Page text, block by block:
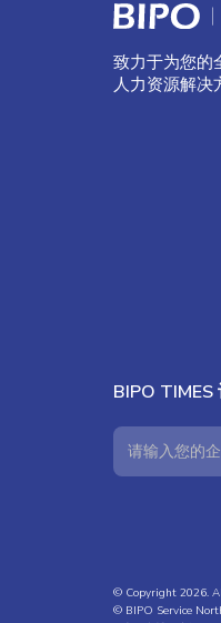
致力于为您的
人力资源解决
BIPO TIMES
© Copyright 2026.
© BIPO Service